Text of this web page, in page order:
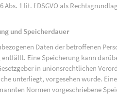
Abs. 1 lit. f DSGVO als
und Speicherdauer
Daten der betroffenen
entfällt. Eine Speicherung kann
in unionsrechtlichen
unterliegt, vorgesehen wurde.
Normen vorgeschriebene